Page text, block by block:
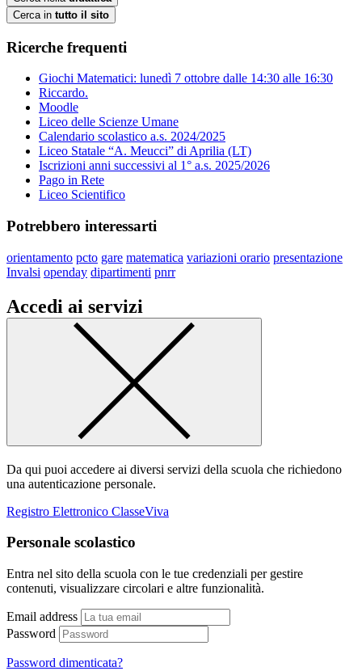
Cerca in tutto il sito
Ricerche frequenti
Giochi Matematici: lunedì 7 ottobre dalle 14:30 alle 16:30
Riccardo.
Moodle
Liceo delle Scienze Umane
Calendario scolastico a.s. 2024/2025
Liceo Statale “A. Meucci” di Aprilia (LT)
Iscrizioni anni successivi al 1° a.s. 2025/2026
Pago in Rete
Liceo Scientifico
Potrebbero interessarti
orientamento pcto gare matematica variazioni orario presentazione
Invalsi openday dipartimenti pnrr
Accedi ai servizi
Da qui puoi accedere ai diversi servizi della scuola che richiedono
una autenticazione personale.
Registro Elettronico ClasseViva
Personale scolastico
Entra nel sito della scuola con le tue credenziali per gestire
contenuti, visualizzare circolari e altre funzionalità.
Email address
Password
Password dimenticata?